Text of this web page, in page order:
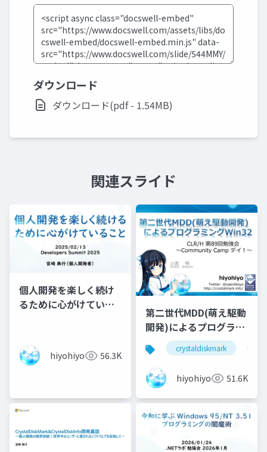
ダウンロード
ダウンロード(pdf - 1.54MB)
関連スライド
個人開発を楽しく続け
るために心がけている
hiyohiyo 56.3K
第二世代MDD(萌え駆動
開発)によるプログラミ
ングWin32crystaldiskmark
hiyohiyo 51.6K